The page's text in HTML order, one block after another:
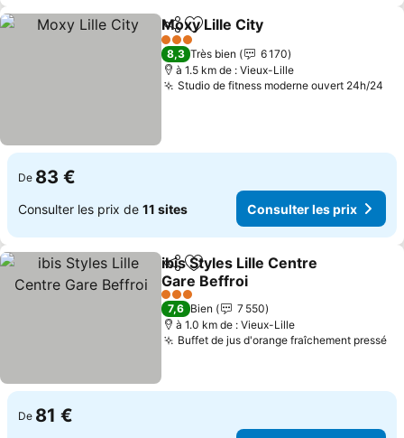
PartagerAjouter à mes favoris
Moxy Lille City
3 Étoiles
8,3 Très bien
6 170
à 1.5 km de : Vieux-Lille
Studio de fitness moderne ouvert 24h/24
De 83 €
Consulter les prix de 11 sites Consulter les prix
PartagerAjouter à mes favoris
ibis Styles Lille Centre
Gare Beffroi
Consulter les prix
3 Étoiles
7,6 Bien
7 550
à 1.0 km de : Vieux-Lille
Buffet de jus d'orange fraîchement pressé
De 81 €